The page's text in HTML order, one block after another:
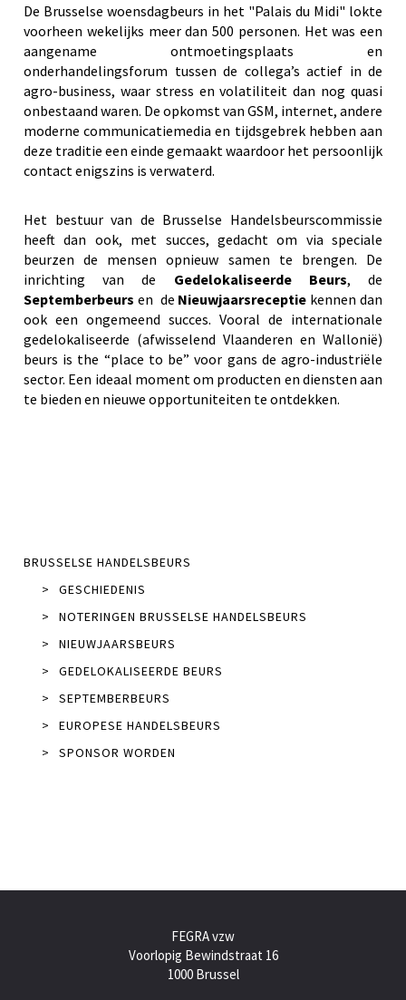
De Brusselse woensdagbeurs in het "Palais du Midi" lokte
voorheen wekelijks meer dan 500 personen. Het was een
aangename ontmoetingsplaats en
onderhandelingsforum tussen de collega’s actief in de
agro-business, waar stress en volatiliteit dan nog quasi
onbestaand waren. De opkomst van GSM, internet, andere
moderne communicatiemedia en tijdsgebrek hebben aan
deze traditie een einde gemaakt waardoor het persoonlijk
contact enigszins is verwaterd.
Het bestuur van de Brusselse Handelsbeurscommissie
heeft dan ook, met succes, gedacht om via speciale
beurzen de mensen opnieuw samen te brengen. De
inrichting van de Gedelokaliseerde Beurs, de
Septemberbeurs en de Nieuwjaarsreceptie kennen dan
ook een ongemeend succes. Vooral de internationale
gedelokaliseerde (afwisselend Vlaanderen en Wallonië)
beurs is the “place to be” voor gans de agro-industriële
sector. Een ideaal moment om producten en diensten aan
te bieden en nieuwe opportuniteiten te ontdekken.
BRUSSELSE HANDELSBEURS
>
GESCHIEDENIS
>
NOTERINGEN BRUSSELSE HANDELSBEURS
>
NIEUWJAARSBEURS
>
GEDELOKALISEERDE BEURS
>
SEPTEMBERBEURS
>
EUROPESE HANDELSBEURS
>
SPONSOR WORDEN
FEGRA vzw
Voorlopig Bewindstraat 16
1000 Brussel